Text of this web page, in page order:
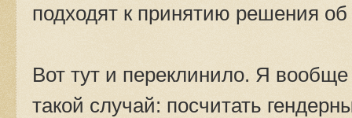
подходят к принятию решения
Вот тут и переклинило. Я
такой случай: посчитать